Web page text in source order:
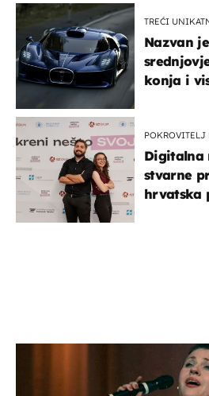
TREĆI
Nazvan
konja i
POKROVITELJ
Digitalna
stvarne
hrvatska